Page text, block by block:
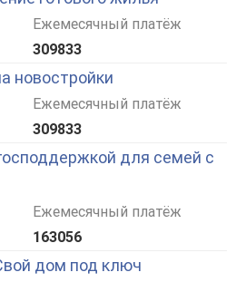
Ежемесячный платёж
309833
новостройки
Ежемесячный платёж
309833
для семей с
Ежемесячный платёж
163056
дом под ключ